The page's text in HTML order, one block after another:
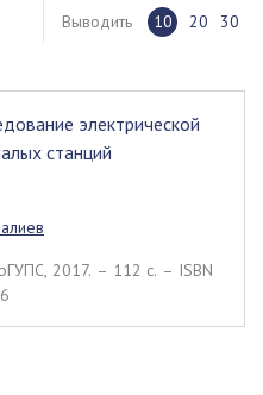
Выводить 10 20 30
электрической
станций
2017. – 112 c. – ISBN